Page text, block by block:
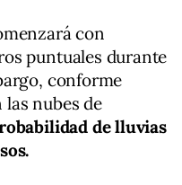
con
puntuales durante
conforme
nubes de
de lluvias